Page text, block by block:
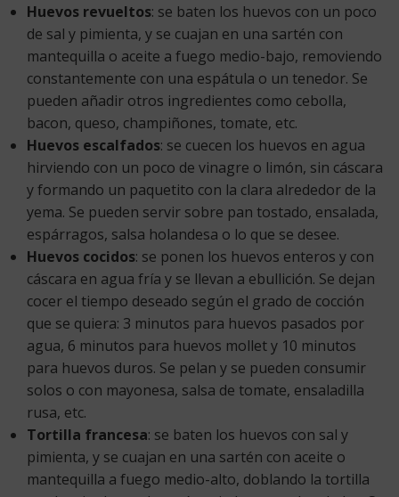
Huevos revueltos: se baten los huevos con un poco
de sal y pimienta, y se cuajan en una sartén con
mantequilla o aceite a fuego medio-bajo, removiendo
constantemente con una espátula o un tenedor. Se
pueden añadir otros ingredientes como cebolla,
bacon, queso, champiñones, tomate, etc.
Huevos escalfados: se cuecen los huevos en agua
hirviendo con un poco de vinagre o limón, sin cáscara
y formando un paquetito con la clara alrededor de la
yema. Se pueden servir sobre pan tostado, ensalada,
espárragos, salsa holandesa o lo que se desee.
Huevos cocidos: se ponen los huevos enteros y con
cáscara en agua fría y se llevan a ebullición. Se dejan
cocer el tiempo deseado según el grado de cocción
que se quiera: 3 minutos para huevos pasados por
agua, 6 minutos para huevos mollet y 10 minutos
para huevos duros. Se pelan y se pueden consumir
solos o con mayonesa, salsa de tomate, ensaladilla
rusa, etc.
Tortilla francesa: se baten los huevos con sal y
pimienta, y se cuajan en una sartén con aceite o
mantequilla a fuego medio-alto, doblando la tortilla